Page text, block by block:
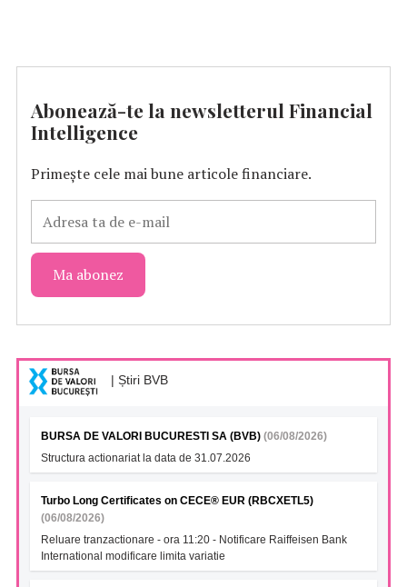
Abonează-te la newsletterul Financial
Intelligence
Primește cele mai bune articole financiare.
| Știri BVB
BURSA DE VALORI BUCURESTI SA (BVB) (06/08/2026)
Structura actionariat la data de 31.07.2026
Turbo Long Certificates on CECE® EUR (RBCXETL5)
(06/08/2026)
Reluare tranzactionare - ora 11:20 - Notificare Raiffeisen Bank
International modificare limita variatie